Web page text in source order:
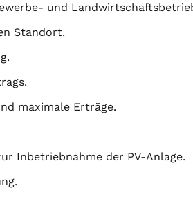
und
Standort.
maximale Erträge.
Inbetriebnahme der PV-Anlage.